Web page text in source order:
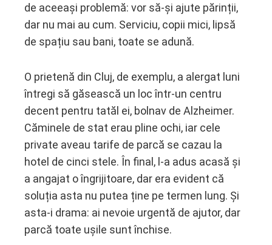
de aceeași problemă: vor să-și ajute părinții,
dar nu mai au cum. Serviciu, copii mici, lipsă
de spațiu sau bani, toate se adună.
O prietenă din Cluj, de exemplu, a alergat luni
întregi să găsească un loc într-un centru
decent pentru tatăl ei, bolnav de Alzheimer.
Căminele de stat erau pline ochi, iar cele
private aveau tarife de parcă se cazau la
hotel de cinci stele. În final, l-a adus acasă și
a angajat o îngrijitoare, dar era evident că
soluția asta nu putea ține pe termen lung. Și
asta-i drama: ai nevoie urgentă de ajutor, dar
parcă toate ușile sunt închise.